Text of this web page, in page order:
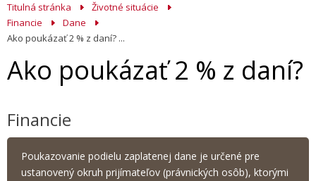
Titulná stránka
Životné situácie
Financie
Dane
Ako poukázať 2 % z daní? ...
Ako poukázať 2 % z daní?
Financie
Poukazovanie podielu zaplatenej dane je určené pre
ustanovený okruh prijímateľov (právnických osôb), ktorými